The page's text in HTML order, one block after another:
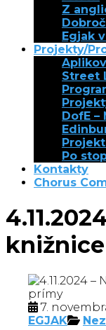
Z
Egjak
Projekty/
Street
DofE
Po
Kontakty
Chorus
7.
EGJAK